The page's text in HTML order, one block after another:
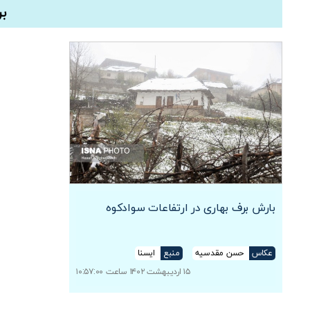
بارش برف بهاری در ارتفاعات سوادکوه
عکاس حسن مقدسیه منبع
ایسنا
۱۵ اردیبهشت ۱۴۰۲ ساعت ۱۰:۵۷:۰۰